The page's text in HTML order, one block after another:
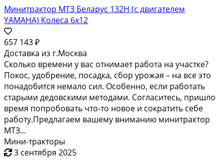
Минитрактор МТЗ Беларус 132H (с двигателем
YAMAHA) Колеса 6x12
657 143 ₽
Доставка из г.Москва
Сколько времени у вас отнимает работа на участке?
Покос, удобрение, посадка, сбор урожая – на все это
понадобится немало сил. Особенно, если работать
старыми дедовскими методами. Согласитесь, пришло
время попробовать что-то новое и сократить себе
работу.Предлагаем вашему вниманию минитрактор
МТЗ...
Мини-тракторы
3 сентября 2025